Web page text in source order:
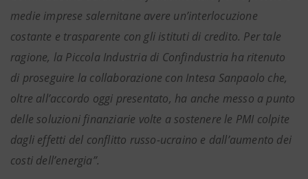
medie imprese salernitane avere un’interlocuzione
costante e trasparente con gli istituti di credito. Per tale
ragione, la Piccola Industria di Confindustria ha ritenuto
di proseguire la collaborazione con Intesa Sanpaolo che,
oltre all’accordo oggi presentato, ha anche messo a punto
delle soluzioni finanziarie volte a sostenere le PMI colpite
dagli effetti del conflitto russo-ucraino e dall’aumento dei
costi dell’energia”.